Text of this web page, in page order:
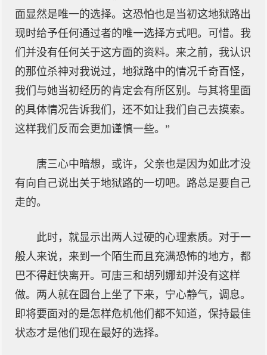
面显然是唯一的选择。这恐怕也是当初这地狱路出
现时给予任何通过者的唯一选择方式吧。可惜。我
们并没有任何关于这方面的资料。来之前，我认识
的那位杀神对我说过，地狱路中的情况千奇百怪，
我们与她当初经历的肯定会有所区别。与其将里面
的具体情况告诉我们，还不如让我们自己去摸索。
这样我们反而会更加谨慎一些。”
唐三心中暗想，或许，父亲也是因为如此才没
有向自己说出关于地狱路的一切吧。路总是要自己
走的。
此时，就显示出两人过硬的心理素质。对于一
般人来说，来到一个陌生而且充满恐怖的地方，都
巴不得赶快离开。可唐三和胡列娜却并没有这样
做。两人就在圆台上坐了下来，宁心静气，调息。
即将要面对的是怎样危机他们都不知道，保持最佳
状态才是他们现在最好的选择。